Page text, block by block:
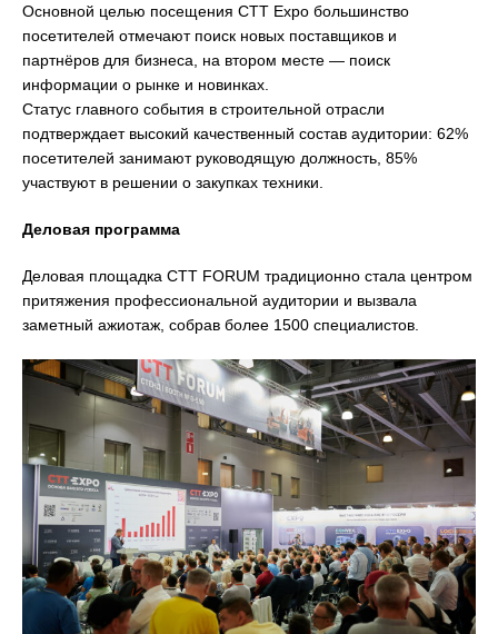
Основной целью посещения CTT Expo большинство
посетителей отмечают поиск новых поставщиков и
партнёров для бизнеса, на втором месте — поиск
информации о рынке и новинках.
Статус главного события в строительной отрасли
подтверждает высокий качественный состав аудитории: 62%
посетителей занимают руководящую должность, 85%
участвуют в решении о закупках техники.
Деловая программа
Деловая площадка CTT FORUM традиционно стала центром
притяжения профессиональной аудитории и вызвала
заметный ажиотаж, собрав более 1500 специалистов.